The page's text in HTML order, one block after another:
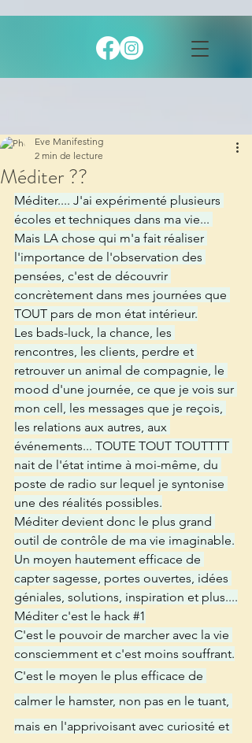
Méditer ??
Eve Manifesting
2 min de lecture
Méditer.... J'ai expérimenté plusieurs
écoles et techniques dans ma vie...
Mais LA chose qui m'a fait réaliser
l'importance de l'observation des
pensées, c'est de découvrir
concrètement dans mes journées que
TOUT pars de mon état intérieur.
Les bads-luck, la chance, les
rencontres, les clients, perdre et
retrouver un animal de compagnie, le
mood d'une journée, ce que je vois sur
mon cell, les messages que je reçois,
les relations aux autres, aux
événements... TOUTE TOUT TOUTTTT
nait de l'état intime à moi-même, du
poste de radio sur lequel je syntonise
une des réalités possibles.
Méditer devient donc le plus grand
outil de contrôle de ma vie imaginable.
Un moyen hautement efficace de
capter sagesse, portes ouvertes, idées
géniales, solutions, inspiration et plus....
Méditer c'est le hack #1
C'est le pouvoir de marcher avec la vie
consciemment et c'est moins souffrant.
C'est le moyen le plus efficace de
calmer le hamster, non pas en le tuant,
mais en l'apprivoisant avec curiosité et